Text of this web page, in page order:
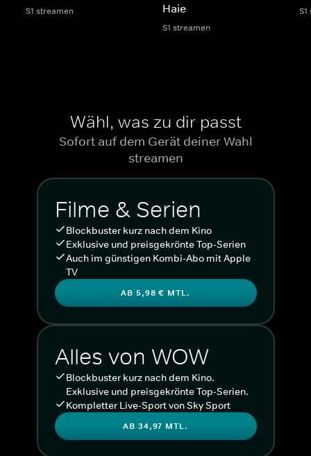
S1 streamen
Haie
S1 streamen
Wähl, was zu dir passt
Sofort auf dem Gerät deiner Wahl
streamen
Filme & Serien
Blockbuster kurz nach dem Kino
Exklusive und preisgekrönte Top-Serien
Auch im günstigen Kombi-Abo mit Apple
TV
AB 5,98 € MTL.
Alles von WOW
Blockbuster kurz nach dem Kino.
Exklusive und preisgekrönte Top-Serien.
Kompletter Live-Sport von Sky Sport
AB 34,97 MTL.